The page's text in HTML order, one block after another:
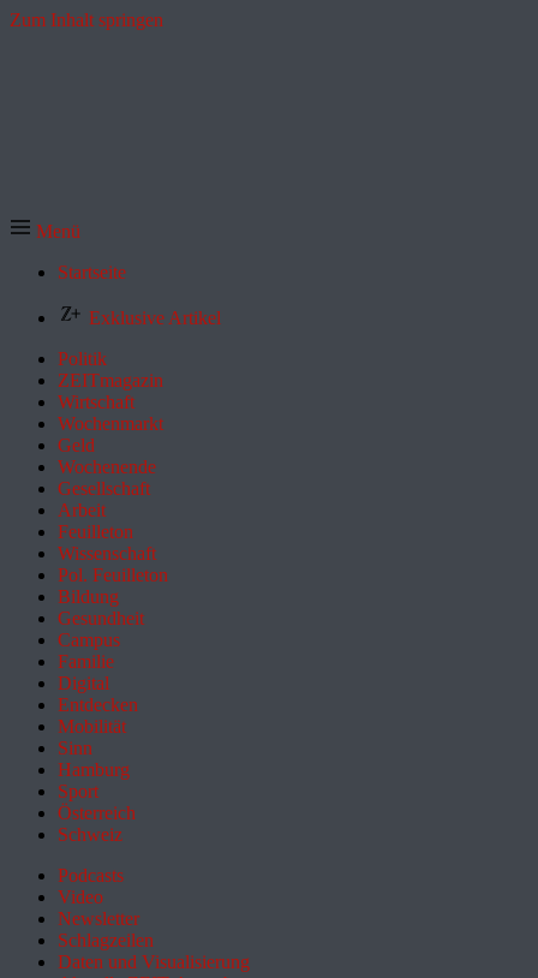
Zum Inhalt springen
Menü
Startseite
Exklusive Artikel
Politik
ZEITmagazin
Wirtschaft
Wochenmarkt
Geld
Wochenende
Gesellschaft
Arbeit
Feuilleton
Wissenschaft
Pol. Feuilleton
Bildung
Gesundheit
Campus
Familie
Digital
Entdecken
Mobilität
Sinn
Hamburg
Sport
Österreich
Schweiz
Podcasts
Video
Newsletter
Schlagzeilen
Daten und Visualisierung